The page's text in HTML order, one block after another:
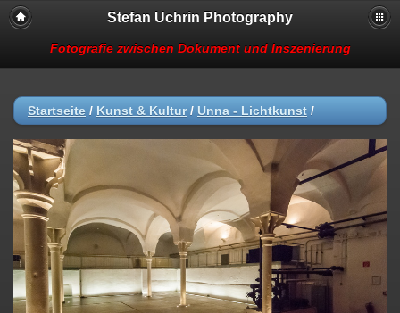
Stefan Uchrin Photography
Fotografie zwischen Dokument und Inszenierung
Startseite / Kunst & Kultur/ Unna - Lichtkunst /